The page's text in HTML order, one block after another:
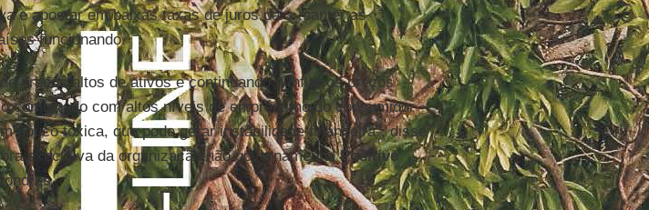
e apostar em baixas taxas de juros para manter as
funcionando.
preços altos de ativos e continuando a inflar os preços
combinado com altos níveis de empréstimo do consumidor –
pouco tóxica, que pode gerar instabilidade financeira", disse
executiva da organização não governamentalPositive